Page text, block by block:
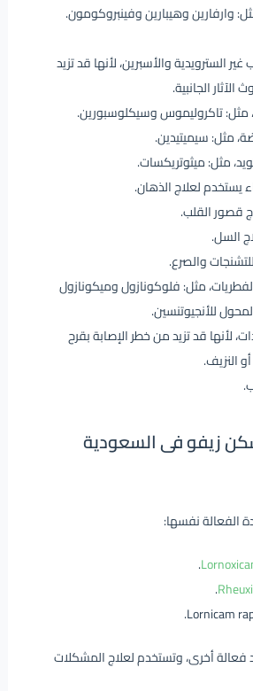
وارفارين وهيبارين وفينبروكومون.
السترويدية والأسبرين، لأنها قد تزيد
الجانبية.
مثل: تاكروليموس وسيكلوسبورين.
مثل: سيميتيدين.
مثل: ميثوتريكسات.
يستخدم لعلاج الذهان.
قصور القلب.
السل.
والصرع.
مثل: فلوكونازول وميكونازول
للأنجيوتنسين.
لأنها قد تزيد من خطر الإصابة بقرح
النزيف.
زيفو فى السعودية
الفعالة نفسها:
.
.
فعالة أخرى، وتستخدم لعلاج المشكلات